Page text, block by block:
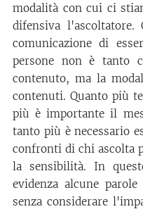
modalità con cui ci
difensiva
comunicazione di
persone non è tanto
contenuto, ma la
contenuti. Quanto più
più è importante il
tanto più è necessario
confronti di chi ascolta
la sensibilità. In
evidenza alcune
senza considerare